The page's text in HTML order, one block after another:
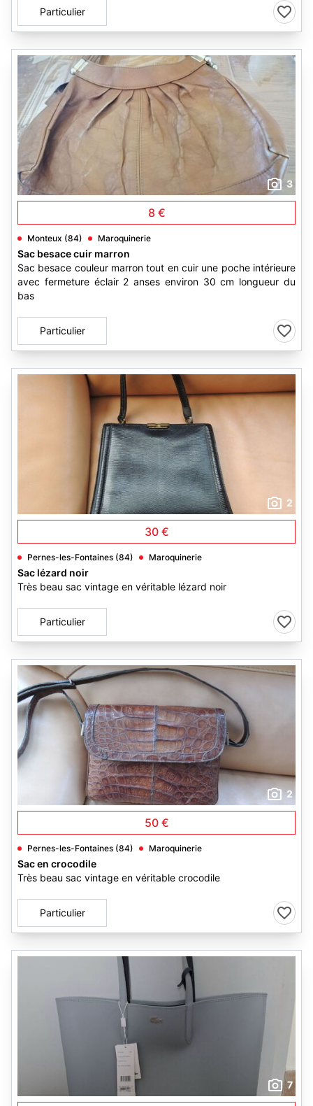
Particulier
3
8 €
Monteux (84) Maroquinerie
Sac besace cuir marron
Sac besace couleur marron tout en cuir une poche intérieure
avec fermeture éclair 2 anses environ 30 cm longueur du
bas
Particulier
2
30 €
Pernes-les-Fontaines (84) Maroquinerie
Sac lézard noir
Très beau sac vintage en véritable lézard noir
Particulier
2
50 €
Pernes-les-Fontaines (84) Maroquinerie
Sac en crocodile
Très beau sac vintage en véritable crocodile
Particulier
7